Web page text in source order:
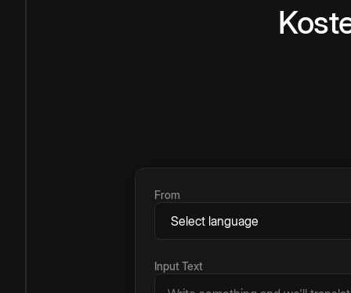
From
Input Text